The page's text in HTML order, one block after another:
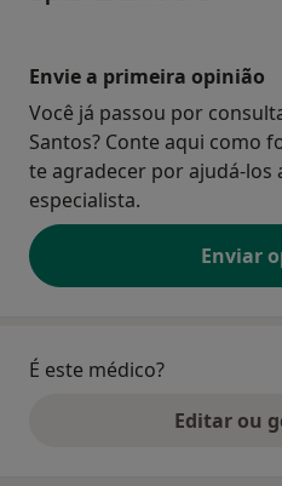
Envie a primeira opinião
Você já passou por
Santos? Conte aqui como
te agradecer por ajudá-los
especialista.
Enviar
É este médico?
Editar ou